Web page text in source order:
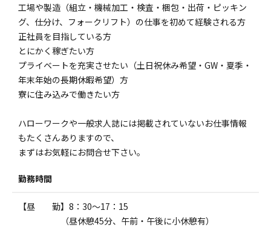
工場や製造（組立・機械加工・検査・梱包・出荷・ピッキン
グ、仕分け、フォークリフト）の仕事を初めて経験される方
正社員を目指している方
とにかく稼ぎたい方
プライベートを充実させたい（土日祝休み希望・GW・夏季・
年末年始の長期休暇希望）方
寮に住み込みで働きたい方
ハローワークや一般求人誌には掲載されていないお仕事情報
もたくさんありますので、
まずはお気軽にお問合せ下さい。
勤務時間
【昼 勤】8：30～17：15
（昼休憩45分、午前・午後に小休憩有）